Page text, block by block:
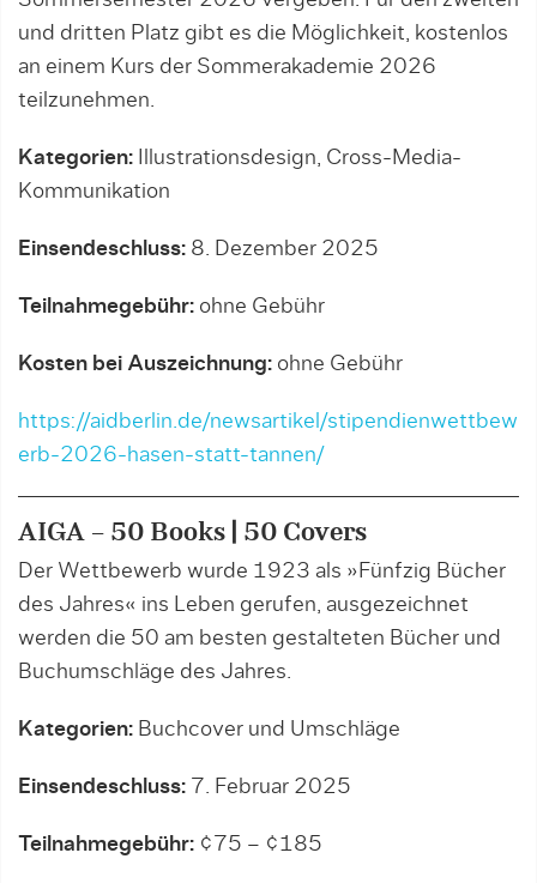
und dritten Platz gibt es die Möglichkeit, kostenlos
an einem Kurs der Sommerakademie 2026
teilzunehmen.
Kategorien: Illustrationsdesign, Cross-Media-
Kommunikation
Einsendeschluss: 8. Dezember 2025
Teilnahmegebühr: ohne Gebühr
Kosten bei Auszeichnung: ohne Gebühr
https://aidberlin.de/newsartikel/stipendienwettbew
erb-2026-hasen-statt-tannen/
AIGA – 50 Books | 50 Covers
Der Wettbewerb wurde 1923 als »Fünfzig Bücher
des Jahres« ins Leben gerufen, ausgezeichnet
werden die 50 am besten gestalteten Bücher und
Buchumschläge des Jahres.
Kategorien: Buchcover und Umschläge
Einsendeschluss: 7. Februar 2025
Teilnahmegebühr: ¢75 – ¢185